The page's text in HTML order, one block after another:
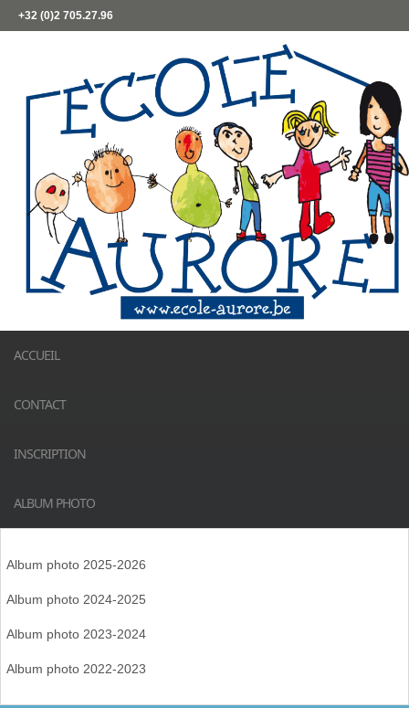
+32 (0)2 705.27.96
ACCUEIL
CONTACT
INSCRIPTION
ALBUM PHOTO
Album photo 2025-2026
Album photo 2024-2025
Album photo 2023-2024
Album photo 2022-2023